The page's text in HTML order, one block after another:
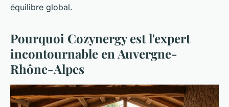
équilibre global.
Pourquoi Cozynergy est l'expert
incontournable en Auvergne-
Rhône-Alpes